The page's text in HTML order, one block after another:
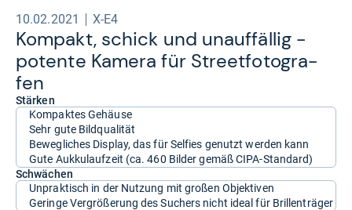
10.02.2021 X-E4
Kom­pakt, schick und unauf­fäl­lig -​
potente Kamera für Street­fo­to­gra­
fen
Stärken
Kompaktes Gehäuse
Sehr gute Bildqualität
Bewegliches Display, das für Selfies genutzt werden kann
Gute Aukkulaufzeit (ca. 460 Bilder gemäß CIPA-Standard)
Schwächen
Unpraktisch in der Nutzung mit großen Objektiven
Geringe Vergrößerung des Suchers nicht ideal für Brillenträger